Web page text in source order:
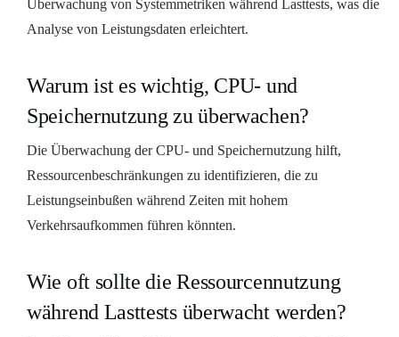
Überwachung von Systemmetriken während Lasttests, was die
Analyse von Leistungsdaten erleichtert.
Warum ist es wichtig, CPU- und
Speichernutzung zu überwachen?
Die Überwachung der CPU- und Speichernutzung hilft,
Ressourcenbeschränkungen zu identifizieren, die zu
Leistungseinbußen während Zeiten mit hohem
Verkehrsaufkommen führen könnten.
Wie oft sollte die Ressourcennutzung
während Lasttests überwacht werden?